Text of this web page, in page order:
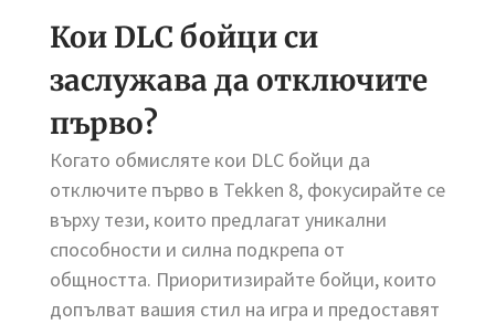
Кои DLC бойци си
заслужава да отключите
първо?
Когато обмисляте кои DLC бойци да
отключите първо в Tekken 8, фокусирайте се
върху тези, които предлагат уникални
способности и силна подкрепа от
общността. Приоритизирайте бойци, които
допълват вашия стил на игра и предоставят